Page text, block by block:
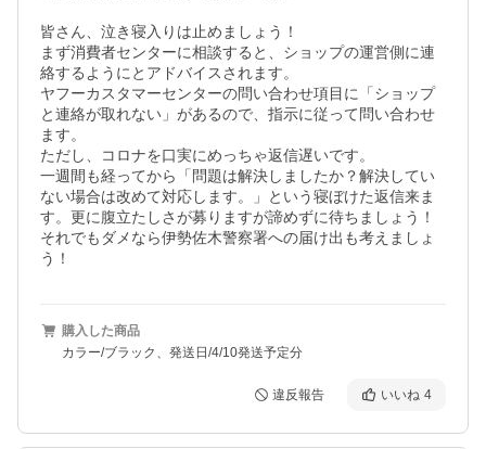
皆さん、泣き寝入りは止めましょう！
まず消費者センターに相談すると、ショップの運営側に連
絡するようにとアドバイスされます。
ヤフーカスタマーセンターの問い合わせ項目に「ショップ
と連絡が取れない」があるので、指示に従って問い合わせ
ます。
ただし、コロナを口実にめっちゃ返信遅いです。
一週間も経ってから「問題は解決しましたか？解決してい
ない場合は改めて対応します。」という寝ぼけた返信来ま
す。更に腹立たしさが募りますが諦めずに待ちましょう！
それでもダメなら伊勢佐木警察署への届け出も考えましょ
う！
購入した商品
カラー/ブラック、発送日/4/10発送予定分
違反報告 いいね 4